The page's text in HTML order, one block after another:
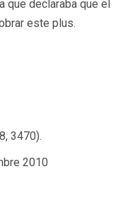
que declaraba que el
este plus.
3470).
2010